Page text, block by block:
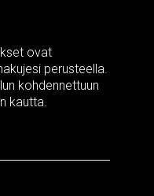
ovat
perusteella.
kohdennettuun
kautta.